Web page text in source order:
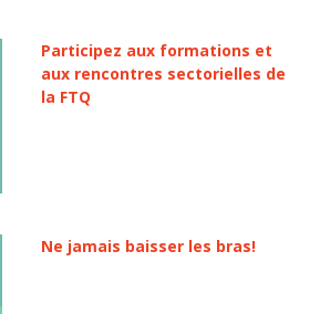
Participez aux formations et
aux rencontres sectorielles de
la FTQ
Ne jamais baisser les bras!